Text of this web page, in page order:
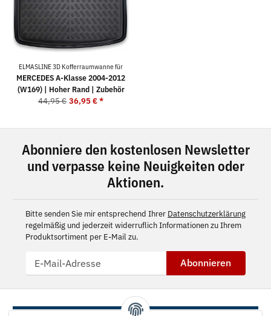
ELMASLINE 3D Kofferraumwanne für
MERCEDES A-Klasse 2004-2012
(W169) | Hoher Rand | Zubehör
44,95 € 36,95 €*
Abonniere den kostenlosen Newsletter
und verpasse keine Neuigkeiten oder
Aktionen.
Bitte senden Sie mir entsprechend Ihrer Datenschutzerklärung
regelmäßig und jederzeit widerruflich Informationen zu Ihrem
Produktsortiment per E-Mail zu.
Abonnieren